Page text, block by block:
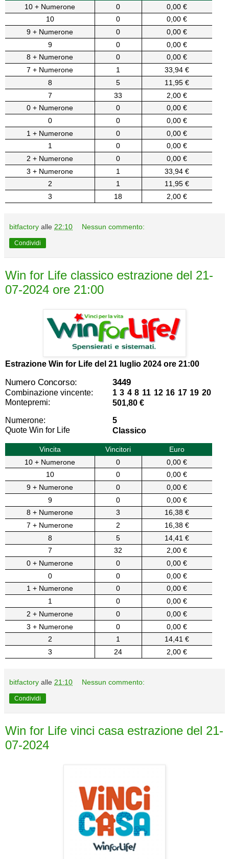
10 + Numerone
0
0,00 €
10
0
0,00 €
9 + Numerone
0
0,00 €
9
0
0,00 €
8 + Numerone
0
0,00 €
7 + Numerone
1
33,94 €
8
5
11,95 €
7
33
2,00 €
0 + Numerone
0
0,00 €
0
0
0,00 €
1 + Numerone
0
0,00 €
1
0
0,00 €
2 + Numerone
0
0,00 €
3 + Numerone
1
33,94 €
2
1
11,95 €
3
18 2,00 €
bitfactory alle 22:10 Nessun commento:
Condividi
Win for Life classico estrazione del 21-
07-2024 ore 21:00
Estrazione Win for Life del 21 luglio 2024 ore 21:00
Numero Concorso: 3449
Combinazione vincente:
1 3 4 8 11 12 16 17 19 20
Montepremi:
501,80 €
Numerone:
5
Quote Win for Life
Classico
Vincita Vincitori
Euro
10 + Numerone
0
0,00 €
10
0
0,00 €
9 + Numerone
0
0,00 €
9
0
0,00 €
8 + Numerone
3
16,38 €
7 + Numerone
2
16,38 €
8
5
14,41 €
7
32
2,00 €
0 + Numerone
0
0,00 €
0
0
0,00 €
1 + Numerone
0
0,00 €
1
0
0,00 €
2 + Numerone
0
0,00 €
3 + Numerone
0
0,00 €
2
1
14,41 €
3
24 2,00 €
bitfactory alle 21:10 Nessun commento:
Condividi
Win for Life vinci casa estrazione del 21-
07-2024